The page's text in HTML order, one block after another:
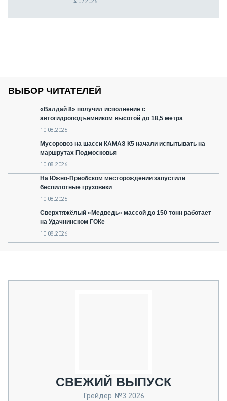
14.07.2026
ВЫБОР ЧИТАТЕЛЕЙ
«Валдай 8» получил исполнение с
автогидроподъёмником высотой до 18,5 метра
10.08.2026
Мусоровоз на шасси КАМАЗ К5 начали испытывать на
маршрутах Подмосковья
10.08.2026
На Южно-Приобском месторождении запустили
беспилотные грузовики
10.08.2026
Сверхтяжёлый «Медведь» массой до 150 тонн работает
на Удачнинском ГОКе
10.08.2026
СВЕЖИЙ ВЫПУСК
Грейдер №3 2026